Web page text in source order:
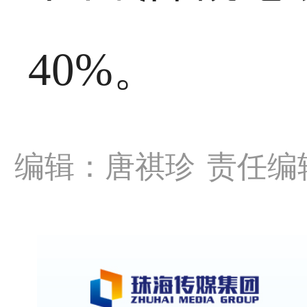
40%。
编辑：唐祺珍 责任编